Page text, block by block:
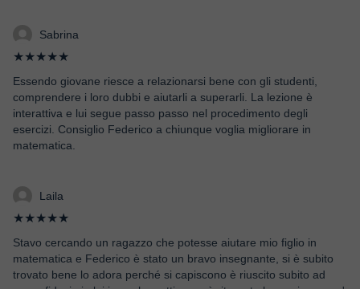
Sabrina
★★★★★
Essendo giovane riesce a relazionarsi bene con gli studenti,
comprendere i loro dubbi e aiutarli a superarli. La lezione è
interattiva e lui segue passo passo nel procedimento degli
esercizi. Consiglio Federico a chiunque voglia migliorare in
matematica.
Laila
★★★★★
Stavo cercando un ragazzo che potesse aiutare mio figlio in
matematica e Federico è stato un bravo insegnante, si è subito
trovato bene lo adora perché si capiscono è riuscito subito ad